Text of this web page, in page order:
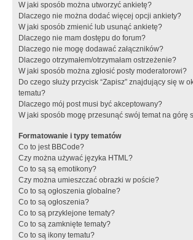
W jaki sposób można utworzyć ankietę?
Dlaczego nie można dodać więcej opcji ankiety?
W jaki sposób zmienić lub usunąć ankietę?
Dlaczego nie mam dostępu do forum?
Dlaczego nie mogę dodawać załączników?
Dlaczego otrzymałem/otrzymałam ostrzeżenie?
W jaki sposób można zgłosić posty moderatorowi?
Do czego służy przycisk “Zapisz” znajdujący się w
tematu?
Dlaczego mój post musi być akceptowany?
W jaki sposób mogę przesunąć swój temat na górę
Formatowanie i typy tematów
Co to jest BBCode?
Czy można używać języka HTML?
Co to są są emotikony?
Czy można umieszczać obrazki w poście?
Co to są ogłoszenia globalne?
Co to są ogłoszenia?
Co to są przyklejone tematy?
Co to są zamknięte tematy?
Co to są ikony tematu?